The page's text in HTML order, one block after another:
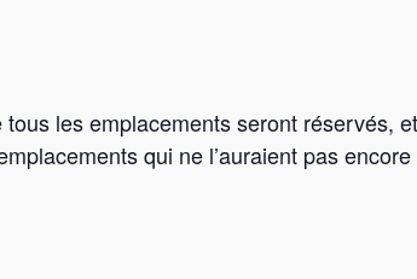
les emplacements seront réservés,
qui ne l’auraient pas